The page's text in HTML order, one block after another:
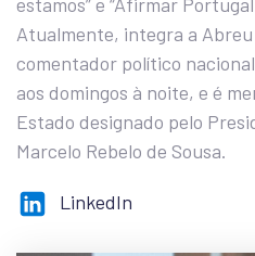
Atualmente, integra a Abreu
comentador político
aos domingos à noite, e é
Estado designado pelo
Marcelo Rebelo de Sousa.
LinkedIn